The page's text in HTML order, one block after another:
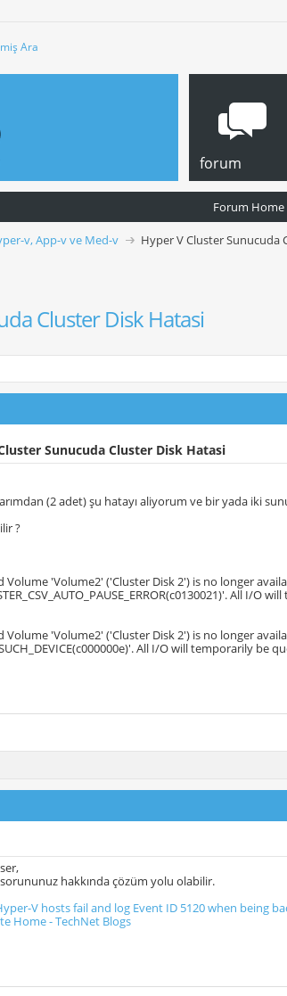
Ara
forum
Forum Home
v, App-v ve Med-v Hyper V Cluster Sunucuda
Cluster Disk Hatasi
Sunucuda Cluster Disk Hatasi
(2 adet) şu hatayı aliyorum ve bir yada iki
?
Volume 'Volume2' ('Cluster Disk 2') is no longer
All
Volume 'Volume2' ('Cluster Disk 2') is no longer
All I/O will temporarily
hakkında çözüm yolu olabilir.
V hosts fail and log Event ID 5120 when being
Home - TechNet Blogs